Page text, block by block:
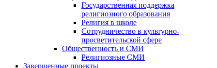
Государственная поддержка
религиозного образования
Религия в школе
Сотрудничество в культурно-
просветительской сфере
Общественность и СМИ
Религиозные СМИ
Завершенные проекты